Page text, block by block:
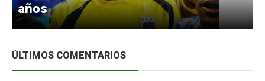
años
ÚLTIMOS COMENTARIOS